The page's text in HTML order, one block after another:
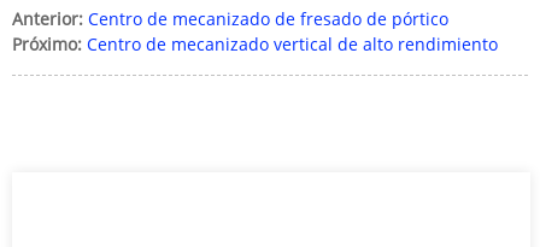
Anterior: Centro de mecanizado de fresado de pórtico
Próximo: Centro de mecanizado vertical de alto rendimiento